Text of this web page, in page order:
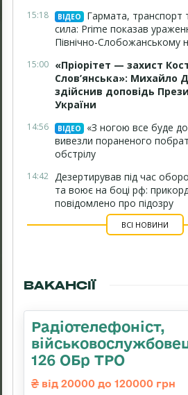
15:18 ВІДЕО
Гармата, транспорт
сила: Prime показав
Північно-Слобожанському
15:00 «Пріорітет — захист
Слов’янська»: Михайло
здійснив доповідь
України
14:56 ВІДЕО
«З ногою все буде
вивезли пораненого
обстрілу
14:42 Дезертирував під час
та воює на боці рф:
повідомлено про підозру
ВСІ НОВИНИ
ВАКАНСІЇ
Радіотелефоніст,
126 ОБр ТРО
від 20000 до 120000 грн